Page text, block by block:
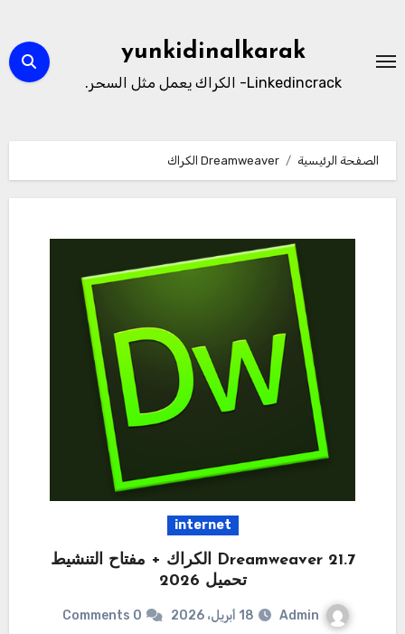
المحتوى
yunkidinalkarak
Linkedincrack- الكراك يعمل مثل السحر.
الصفحة الرئيسية Dreamweaver الكراك
internet
Dreamweaver 21.7 الكراك + مفتاح التنشيط
تحميل 2026
Admin 18 أبريل، 2026 0 Comments